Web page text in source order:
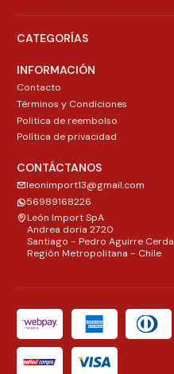
CATEGORÍAS
INFORMACIÓN
Contacto
Términos y Condiciones
Politica de reembolso
Política de privacidad
CONTÁCTANOS
leonimport13@gmail.com
56989168226
León Import SpA
Andrea doria 2720
Santiago - Pedro Aguirre Cerda
Región Metropolitana - Chile